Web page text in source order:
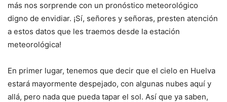
más nos sorprende con un pronóstico meteorológico
digno de envidiar. ¡Sí, señores y señoras, presten atención
a estos datos que les traemos desde la estación
meteorológica!
En primer lugar, tenemos que decir que el cielo en Huelva
estará mayormente despejado, con algunas nubes aquí y
allá, pero nada que pueda tapar el sol. Así que ya saben,